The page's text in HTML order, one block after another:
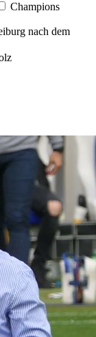
Champions
nach dem